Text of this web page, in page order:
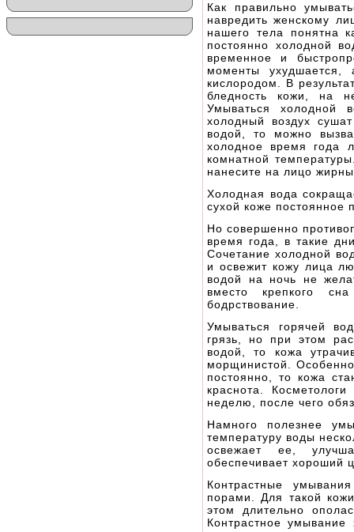
Как правильно
навредить женскому
нашего тела понятна
постоянно холодной
временное и
моменты ухудшается,
кислородом. В
бледность кожи, на
Умываться холодной
холодный воздух
водой, то можно
холодное время года
комнатной
нанесите на лицо
Холодная вода
сухой коже
Но совершенно
время года, в такие
Сочетание холодной
и освежит кожу лица
водой на ночь не
вместо крепкого
бодрствование.
Умываться горячей
грязь, но при этом
водой, то кожа
морщинистой.
постоянно, то кожа
краснота.
неделю, после чего
Намного полезнее
температуру воды
освежает ее,
обеспечивает хороший
Контрастные
порами. Для такой
этом длительно
Контрастное